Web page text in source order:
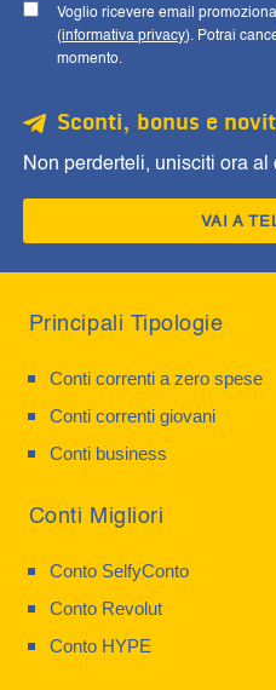
Voglio ricevere email
(informativa privacy). Potrai
momento.
Sconti, bonus e
Non perderteli, unisciti ora
VAI A
Principali Tipologie
Conti correnti a zero spese
Conti correnti giovani
Conti business
Conti Migliori
Conto SelfyConto
Conto Revolut
Conto HYPE